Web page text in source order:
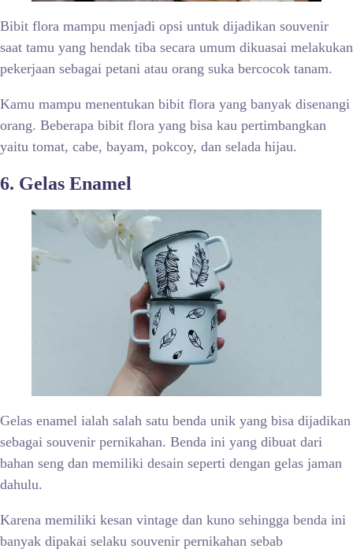
Bibit flora mampu menjadi opsi untuk dijadikan souvenir
saat tamu yang hendak tiba secara umum dikuasai melakukan
pekerjaan sebagai petani atau orang suka bercocok tanam.
Kamu mampu menentukan bibit flora yang banyak disenangi
orang. Beberapa bibit flora yang bisa kau pertimbangkan
yaitu tomat, cabe, bayam, pokcoy, dan selada hijau.
6. Gelas Enamel
Gelas enamel ialah salah satu benda unik yang bisa dijadikan
sebagai souvenir pernikahan. Benda ini yang dibuat dari
bahan seng dan memiliki desain seperti dengan gelas jaman
dahulu.
Karena memiliki kesan vintage dan kuno sehingga benda ini
banyak dipakai selaku souvenir pernikahan sebab